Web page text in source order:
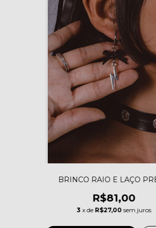
BRINCO RAIO E LAÇO
R$81,00
3 x de R$27,00 sem juros